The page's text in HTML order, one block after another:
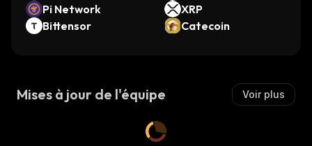
Pi Network
XRP
Bittensor
Catecoin
Mises à jour de l'équipe Voir plus